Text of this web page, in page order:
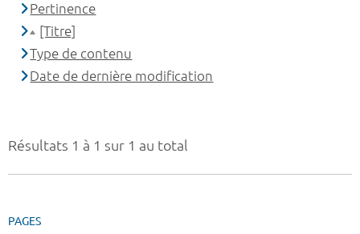
Résultats 1 à 1 sur 1 au total
PAGES
Pertinence
[Titre]
Type de contenu
Date de dernière modification